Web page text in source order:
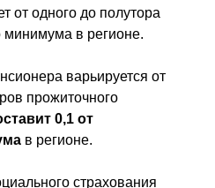
от одного до полутора
минимума в регионе.
варьируется от
прожиточного
0,1 от
в регионе.
страхования